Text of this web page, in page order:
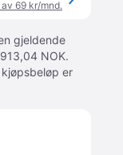
69 kr/mnd.
gjeldende
NOK.
er